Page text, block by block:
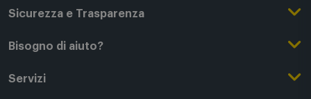
Servizi aggiuntivi di consegna
Black Friday
Modalità di pagamento
Finanziamenti online
Sicurezza e Trasparenza
Condizioni generali di vendita
Garanzia Legale
Bisogno di aiuto?
Segui il tuo ordine
Servizi